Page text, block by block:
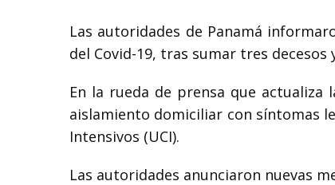
Las autoridades de Panamá
del Covid-19, tras sumar tres
En la rueda de prensa que
aislamiento domiciliar con síntomas
Intensivos (UCI).
Las autoridades anunciaron nuevas